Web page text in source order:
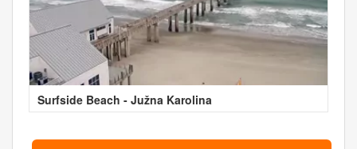
Surfside Beach - Južna Karolina